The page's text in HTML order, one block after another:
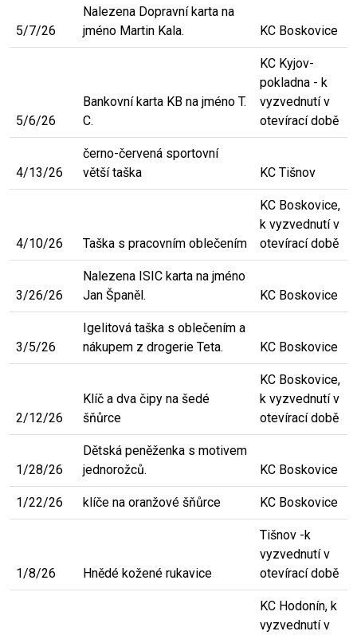
5/7/26
Nalezena Dopravní karta na
jméno Martin Kala.
KC Boskovice
5/6/26
Bankovní karta KB na jméno T.
C.
KC Kyjov-
pokladna - k
vyzvednutí v
otevírací době
4/13/26
černo-červená sportovní
větší taška
KC Tišnov
4/10/26 Taška s pracovním oblečením
KC Boskovice,
k vyzvednutí v
otevírací době
3/26/26
Nalezena ISIC karta na jméno
Jan Španěl.
KC Boskovice
3/5/26
Igelitová taška s oblečením a
nákupem z drogerie Teta.
KC Boskovice
2/12/26
Klíč a dva čipy na šedé
šňůrce
KC Boskovice,
k vyzvednutí v
otevírací době
1/28/26
Dětská peněženka s motivem
jednorožců.
KC Boskovice
1/22/26 klíče na oranžové šňůrce KC Boskovice
1/8/26 Hnědé kožené rukavice
Tišnov -k
vyzvednutí v
otevírací době
KC Hodonín, k
vyzvednutí v